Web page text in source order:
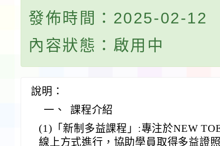
發佈時間：2025-02-12
內容狀態：啟用中
說明：
一、
課程介紹
(1)「新制多益課程」:專注於NEW
線上方式進行，協助學員取得多益證